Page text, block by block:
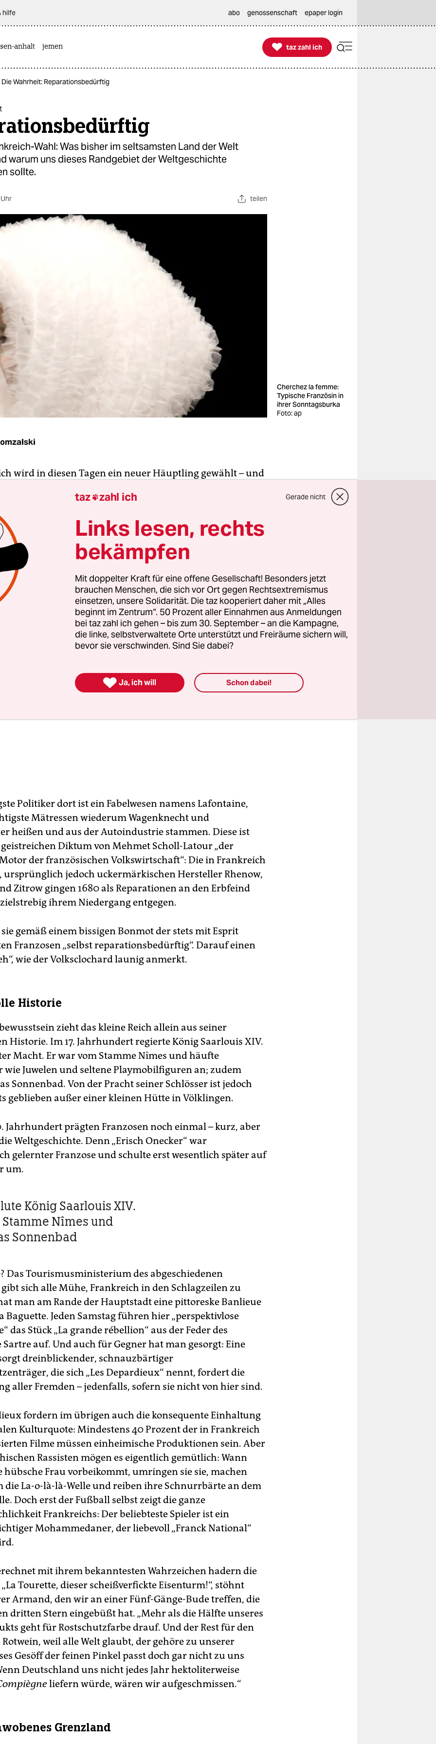
hilfe abo genossenschaft epaper login
anhalt jemen 
taz zahl ich
taz zahl ich
Die Wahrheit: Reparationsbedürftig
Wahl: Was bisher im seltsamsten Land der Welt
warum uns dieses Randgebiet der Weltgeschichte
sollte.
teilen
Cherchez la femme:
Typische Französin in
ihrer Sonntagsburka
Foto: ap
wird in diesen Tagen ein neuer Häuptling gewählt – und
sich mal wieder gründlich umzusehen in der
Fünftel-Republik.
divisa est in partes tres“, beginnt Julius Baedecus Cäsars
von 50 v. Chr., und mit der Einschätzung
hat gerade mal genug Devisen, um sich drei geteilte
lag Cäsar goldrichtig. Denn das kleine Ländchen am
Rheinufer ist bis heute ziemlich klamm.
Politiker dort ist ein Fabelwesen namens Lafontaine,
Mätressen wiederum Wagenknecht und
heißen und aus der Autoindustrie stammen. Diese ist
Diktum von Mehmet Scholl-Latour „der
der französischen Volkswirtschaft“: Die in Frankreich
jedoch uckermärkischen Hersteller Rhenow,
Zitrow gingen 1680 als Reparationen an den Erbfeind
ihrem Niedergang entgegen.
gemäß einem bissigen Bonmot der stets mit Esprit
Franzosen „selbst reparationsbedürftig“. Darauf einen
wie der Volks­clochard launig anmerkt.
Historie
zieht das kleine Reich allein aus seiner
Historie. Im 17. Jahrhundert regierte König Saarlouis XIV.
Macht. Er war vom Stamme ­Nîmes und häufte
wie Juwelen und seltene Playmobilfiguren an; zudem
Sonnenbad. Von der Pracht seiner Schlösser ist jedoch
geblieben außer einer kleinen Hütte in Völklingen.
Jahrhundert prägten Franzosen noch einmal – kurz, aber
Weltgeschichte. Denn „Erisch Onecker“ war
gelernter Franzose und schulte erst wesentlich später auf
um.
König Saarlouis XIV.
Nîmes und
Sonnenbad
Das Tourismusministerium des abgeschiedenen
sich alle Mühe, Frankreich in den Schlagzeilen zu
man am Rande der Hauptstadt eine pittoreske Banlieue
Baguette. Jeden Samstag führen hier „perspektivlose
das Stück „La grande rébellion“ aus der Feder des
auf. Und auch für Gegner hat man gesorgt: Eine
dreinblickender, schnauzbärtiger
die sich „Les Depardieux“ nennt, fordert die
aller Fremden – jedenfalls, sofern sie nicht von hier sind.
fordern im übrigen auch die konsequente Einhaltung
Kulturquote: Mindestens 40 Prozent der in Frankreich
Filme müssen einheimische Produktionen sein. Aber
Rassisten mögen es eigentlich gemütlich: Wann
hübsche Frau vorbeikommt, umringen sie sie, machen
die La-o-là-là-Welle und reiben ihre Schnurrbärte an dem
Doch erst der Fußball selbst zeigt die ganze
Frankreichs: Der beliebteste Spieler ist ein
Mohammedaner, der liebevoll „Franck National“
mit ihrem bekanntesten Wahrzeichen hadern die
Tourette, dieser scheißverfickte Eisenturm!“, stöhnt
Armand, den wir an einer Fünf-Gänge-Bude treffen, die
dritten Stern eingebüßt hat. „Mehr als die Hälfte unseres
geht für Rostschutzfarbe drauf. Und der Rest für den
weil alle Welt glaubt, der gehöre zu unserer
Gesöff der feinen Pinkel passt doch gar nicht zu uns
Deutschland uns nicht jedes Jahr hektoliterweise
liefern würde, wären wir aufgeschmissen.“
Grenzland
taz zahl ich Gerade nicht
Links lesen, rechts
bekämpfen
Mit doppelter Kraft für eine offene Gesellschaft! Besonders jetzt
brauchen Menschen, die sich vor Ort gegen Rechtsextremismus
einsetzen, unsere Solidarität. Die taz kooperiert daher mit „Alles
beginnt im Zentrum“. 50 Prozent aller Einnahmen aus Anmeldungen
bei taz zahl ich gehen – bis zum 30. September – an die Kampagne,
die linke, selbstverwaltete Orte unterstützt und Freiräume sichern will,
bevor sie verschwinden. Sind Sie dabei?
 Ja, ich will Schon dabei!